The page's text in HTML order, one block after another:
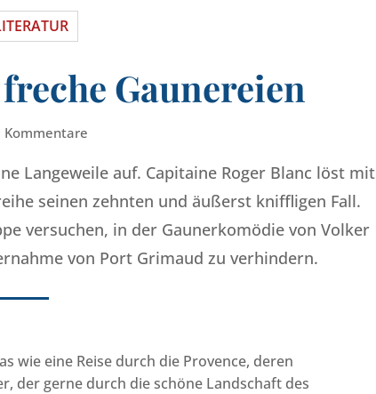
Gaunereien
Kommentare
Langeweile auf. Capitaine Roger Blanc löst mit
seinen zehnten und äußerst kniffligen Fall.
versuchen, in der Gaunerkomödie von Volker
von Port Grimaud zu verhindern.
wie eine Reise durch die Provence, deren
der gerne durch die schöne Landschaft des